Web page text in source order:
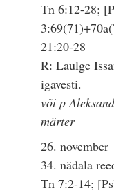
Tn 6:12-28;
21:20-28
R: Laulge
igavesti.
või p
märter
26. november
34. nädala
Tn 7:2-14;